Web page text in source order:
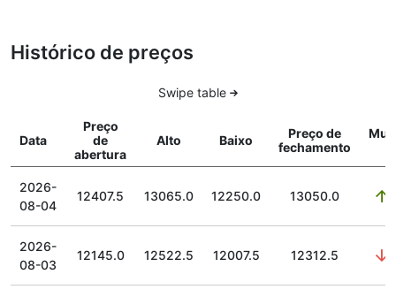
Histórico de preços
Swipe table
Data
Preço
de
abertura
Alto Baixo
Preço de
fechamento
2026-
08-04
12407.5 13065.0 12250.0 13050.0
2026-
08-03
12145.0 12522.5 12007.5 12312.5